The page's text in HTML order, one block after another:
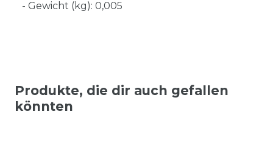
- Gewicht (kg): 0,005
Produkte, die dir auch gefallen
könnten